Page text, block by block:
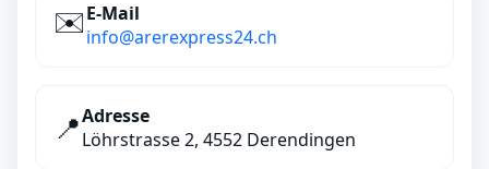
✉️E‑Mail
info@arerexpress24.ch
📍Adresse
Löhrstrasse 2, 4552 Derendingen